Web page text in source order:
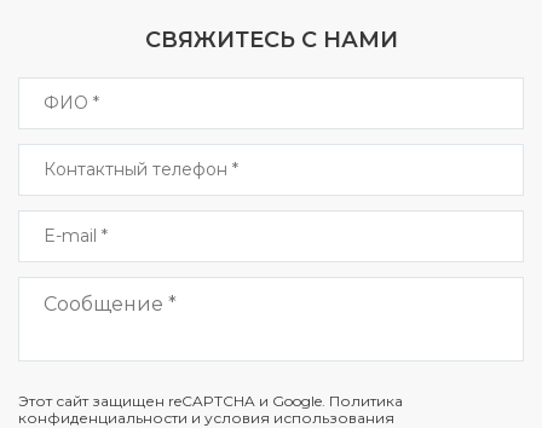
СВЯЖИТЕСЬ С НАМИ
Этот сайт защищен reCAPTCHA и Google. Политика
конфиденциальности и условия использования